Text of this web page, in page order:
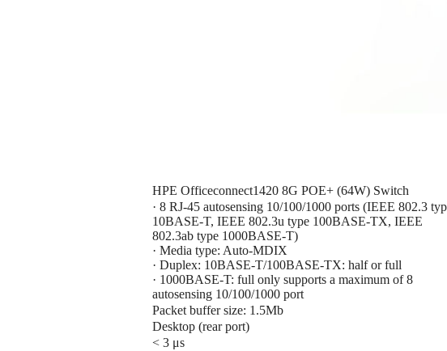
HPE Officeconnect1420 8G POE+ (64W) Switch
· 8 RJ-45 autosensing 10/100/1000 ports (IEEE 802.3
10BASE-T, IEEE 802.3u type 100BASE-TX, IEEE
802.3ab type 1000BASE-T)
· Media type: Auto-MDIX
· Duplex: 10BASE-T/100BASE-TX: half or full
· 1000BASE-T: full only supports a maximum of 8
autosensing 10/100/1000 port
Packet buffer size: 1.5Mb
Desktop (rear port)
< 3 μs